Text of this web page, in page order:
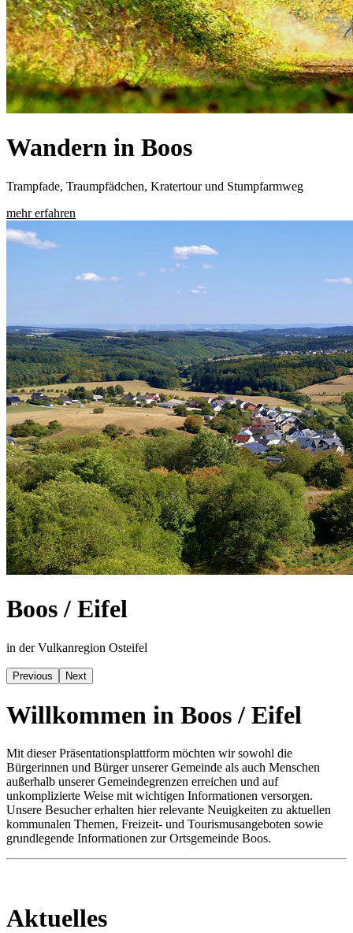
Wandern in Boos
Trampfade, Traumpfädchen, Kratertour und Stumpfarmweg
mehr erfahren
Boos / Eifel
in der Vulkanregion Osteifel
Previous Next
Willkommen in Boos / Eifel
Mit dieser Präsentationsplattform möchten wir sowohl die
Bürgerinnen und Bürger unserer Gemeinde als auch Menschen
außerhalb unserer Gemeindegrenzen erreichen und auf
unkomplizierte Weise mit wichtigen Informationen versorgen.
Unsere Besucher erhalten hier relevante Neuigkeiten zu aktuellen
kommunalen Themen, Freizeit- und Tourismusangeboten sowie
grundlegende Informationen zur Ortsgemeinde Boos.
Aktuelles